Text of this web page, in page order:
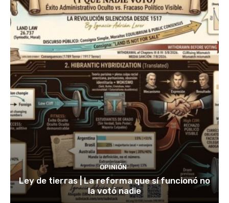
OPINIÓN
Ley de tierras | La reforma que sí funcionó no
la votó nadie